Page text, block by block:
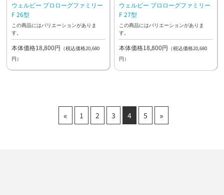
ウェルビー プロローグファミリー
F 26型
この商品にはバリエーションがありま
す。
本体価格18,800円 （税込価格20,680
円）
ウェルビー プロローグファミリー
F 27型
この商品にはバリエーションがありま
す。
本体価格18,800円 （税込価格20,680
円）
« 1 2 3 4 5 »